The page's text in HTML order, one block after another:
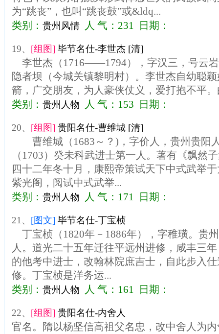
为“跳丧”，也叫“跳丧鼓”或&ldq...
类别： 贵州风情 人 气：231 日期：
19、 [组图] 毕节名仕-李世杰 [清]
李世杰（1716——1794），字汉三，号云
隐者坝（今城关镇黎明村）。李世杰自幼聪
箭，广交朋友，为人豪侠仗义，爱打抱不平
类别： 贵州人物 人 气：153 日期：
20、 [组图] 贵阳名仕-曹维城 [清]
曹维城（1683～？)，字价人，贵州贵阳
（1703）癸未科武进士第一人。著有《飘
四十二年冬十月，康熙帝策试天下中式武举
紫光阁，阅试中式武举...
类别： 贵州人物 人 气：171 日期：
21、 [图文] 毕节名仕-丁宝桢
丁宝桢（1820年－1886年），字稚璜。贵
人。道光二十五年迁往平远州进修，咸丰三
的他考中进士，改翰林院庶吉士，自此步入
修。丁宝桢是洋务运...
类别： 贵州人物 人 气：161 日期：
22、 [组图] 贵阳名仕-内舍人
官名。隋以杨坚信高祖父名忠，改中舍人为